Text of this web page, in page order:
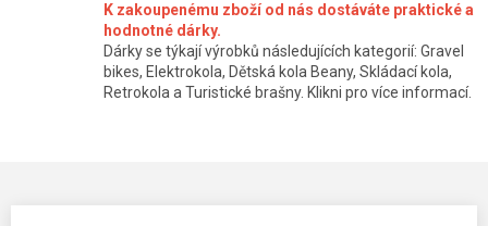
K zakoupenému zboží od nás dostáváte praktické a
hodnotné dárky.
Dárky se týkají výrobků následujících kategorií: Gravel
bikes, Elektrokola, Dětská kola Beany, Skládací kola,
Retrokola a Turistické brašny. Klikni pro více informací.